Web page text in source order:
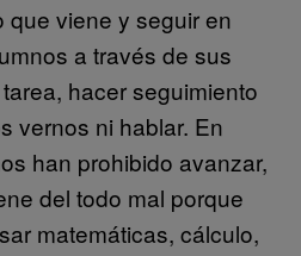
que viene y seguir en
a través de sus
hacer seguimiento
vernos ni hablar. En
han prohibido avanzar,
del todo mal porque
matemáticas, cálculo,